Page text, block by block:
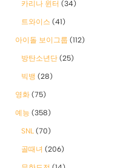
카리나 윈터 (34)
트와이스 (41)
아이돌 보이그룹 (112)
방탄소년단 (25)
빅뱅 (28)
영화 (75)
예능 (358)
SNL (70)
골때녀 (206)